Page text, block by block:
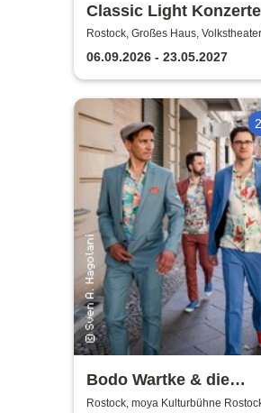
Classic Light
Volkstheater Rostock
Rostock, Großes Haus,
06.09.2026 - 23.05.2027
Bodo Wartke & die
SchönenGutenA-Band
Rostock, moya Kulturbühne